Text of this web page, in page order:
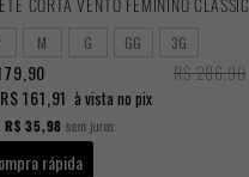
M G GG 3G
R$ 286,90
R$ 161,91 à vista no pix
R$ 35,98 sem juros
rápida